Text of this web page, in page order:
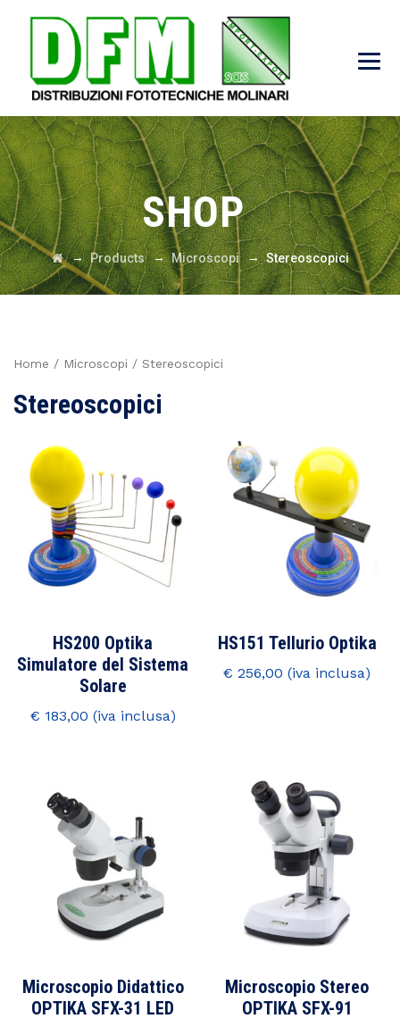
SHOP
→Products→ Microscopi→Stereoscopici
Home / Microscopi / Stereoscopici
Stereoscopici
HS200 Optika
Simulatore del Sistema
Solare
€ 183,00
HS151 Tellurio Optika
€ 256,00
Microscopio Didattico
OPTIKA SFX-31 LED
Microscopio Stereo
OPTIKA SFX-91